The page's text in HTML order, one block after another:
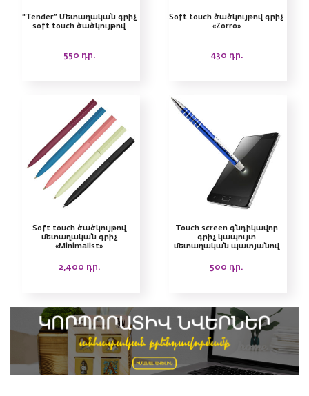
“Tender” Մետաղական գրիչ
soft touch ծածկույթով
550 դր.
Soft touch ծածկույթով գրիչ
«Zorro»
430 դր.
Soft touch ծածկույթով
մետաղական գրիչ
«Minimalist»
2,400 դր.
Touch screen գնդիկավոր
գրիչ կապույտ
մետաղական պատյանով
500 դր.